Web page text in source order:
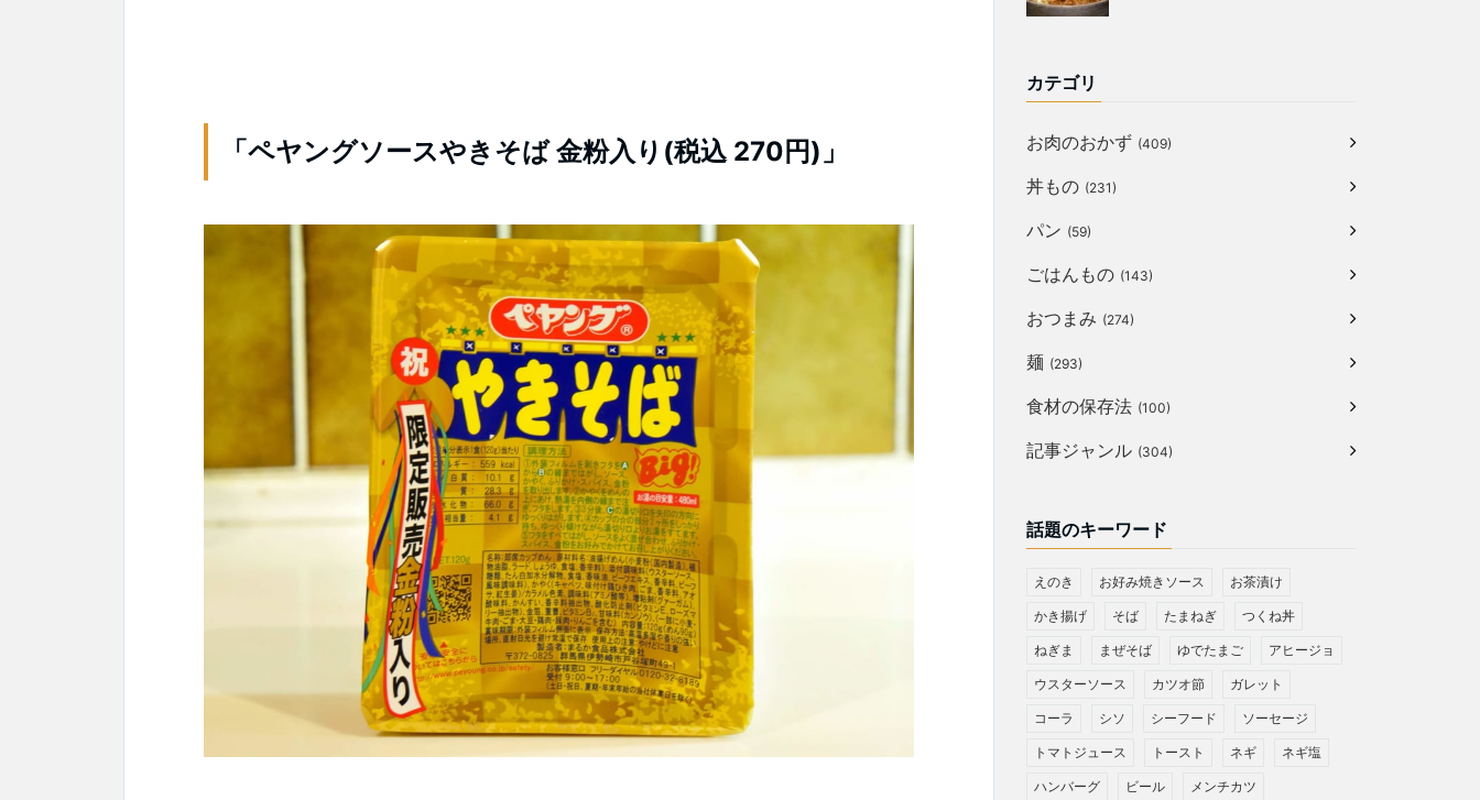
「ペヤングソースやきそば 金粉入り(税込 270円)」
カテゴリ
お肉のおかず (409)
丼もの (231)
パン (59)
ごはんもの (143)
おつまみ (274)
麺 (293)
食材の保存法 (100)
記事ジャンル (304)
話題のキーワード
えのき お好み焼きソース お茶漬け
かき揚げ そば たまねぎ つくね丼
ねぎま まぜそば ゆでたまご アヒージョ
ウスターソース カツオ節 ガレット
コーラ シソ シーフード ソーセージ
トマトジュース トースト ネギ ネギ塩
ハンバーグ ビール メンチカツ